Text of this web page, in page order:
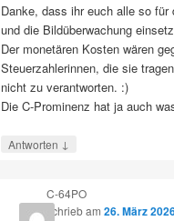
Danke, dass ihr euch alle so für
und die Bildüberwachung
Der monetären Kosten wären
Steuerzahlerinnen, die sie
nicht zu verantworten. :)
Die C-Prominenz hat ja auch
Antworten ↓
C-64PO
schriebam 26. März